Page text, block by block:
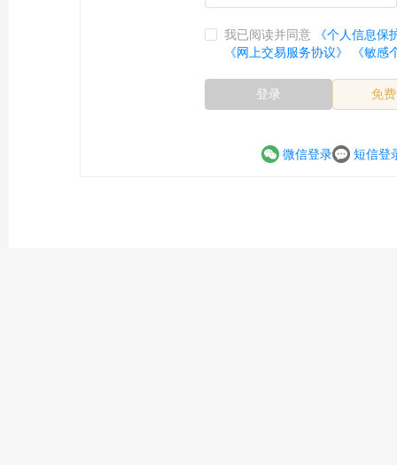
我已阅读并同意 《个人信息保
《网上交易服务协议》
《敏
登录 免
微信登录 短信登